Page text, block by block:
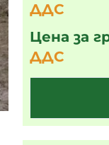
ДДС
Цена за
ДДС